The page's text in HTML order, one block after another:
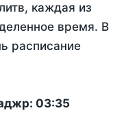
каждая из
время. В
расписание
03:35